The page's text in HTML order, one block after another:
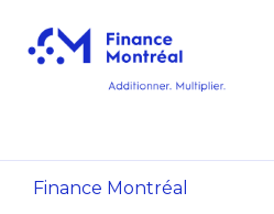
Finance Montréal